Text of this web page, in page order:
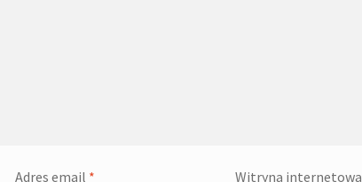
Adres email * Witryna internetowa